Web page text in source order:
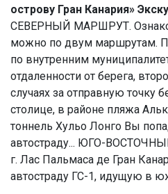
острову Гран Канария»
СЕВЕРНЫЙ МАРШРУТ.
можно по двум маршрутам.
по внутренним
отдаленности от берега,
случаях за отправную точку
столице, в районе пляжа
тоннель Хульо Лонго Вы
автостраду... ЮГО-
г. Лас Пальмаса де Гран
автостраду ГС-1, идущую в